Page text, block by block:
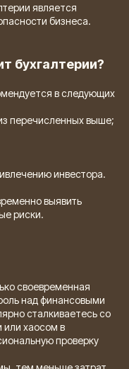
является
бизнеса.
бухгалтерии?
в следующих
перечисленных выше;
инвестора.
выявить
риски.
своевременная
над финансовыми
сталкиваетесь со
хаосом в
проверку